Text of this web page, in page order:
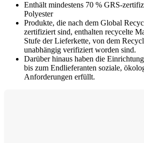
Enthält mindestens 70 % GRS-
Polyester
Produkte, die nach dem Global
zertifiziert sind, enthalten recycelte
Stufe der Lieferkette, von dem
unabhängig verifiziert worden sind.
Darüber hinaus haben die
bis zum Endlieferanten soziale,
Anforderungen erfüllt.